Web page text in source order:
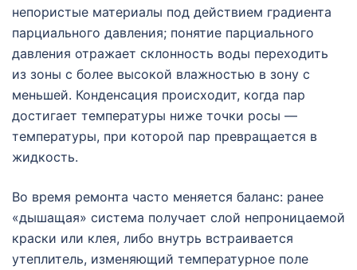
непористые материалы под действием градиента
парциального давления; понятие парциального
давления отражает склонность воды переходить
из зоны с более высокой влажностью в зону с
меньшей. Конденсация происходит, когда пар
достигает температуры ниже точки росы —
температуры, при которой пар превращается в
жидкость.
Во время ремонта часто меняется баланс: ранее
«дышащая» система получает слой непроницаемой
краски или клея, либо внутрь встраивается
утеплитель, изменяющий температурное поле